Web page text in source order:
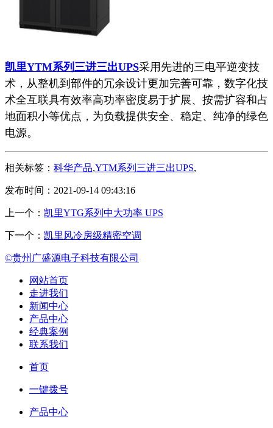
凯里YTM系列三进三出UPS采用先进的三电平逆变技
术，从整机到部件的冗余设计更加完善可靠，数字化技
术全互联具有效率高功率密度易于扩展、按需扩容和占
地面积小等优点，为负载提供安全、稳定、纯净的绿色
电源。
相关标签： 科华产品,YTM系列三进三出UPS,
发布时间：2021-09-14 09:43:16
上一个： 凯里YTG系列中大功率 UPS
下一个： 凯里风冷房级精密空调
©贵州广盛源电子科技有限公司
网站首页
走进我们
新闻中心
产品中心
经典案例
联系我们
首页
一键拨号
产品中心